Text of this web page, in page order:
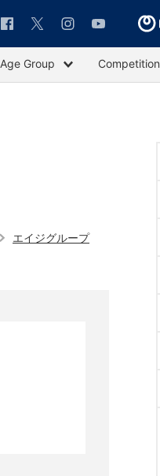
Age Group Competition
エイジグループ